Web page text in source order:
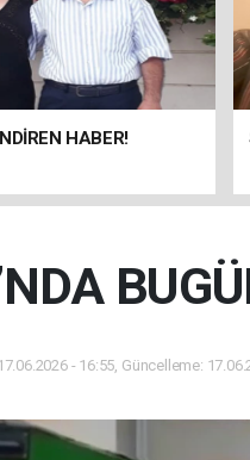
HABER!
- 16:55, Güncelleme: